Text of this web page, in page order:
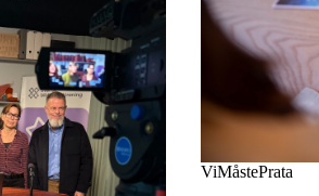
ViMåstePrata